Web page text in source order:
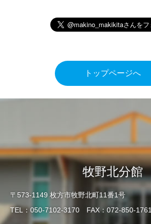
トップページへ
牧野北分館
〒573-1149 枚方市牧野北町11番1号
TEL：050-7102-3170 FAX：072-850-1761